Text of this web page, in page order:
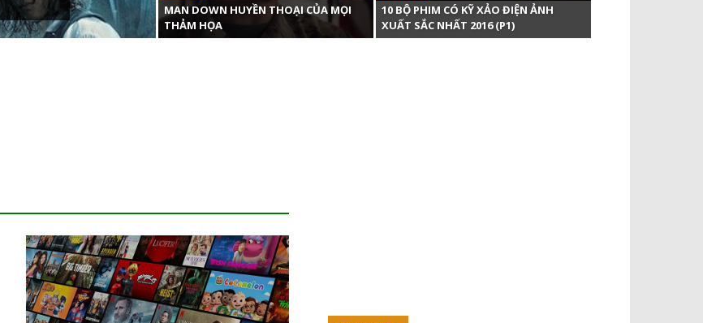
MAN DOWN HUYỀN THOẠI CỦA MỌI
THẢM HỌA
10 BỘ PHIM CÓ KỸ XẢO ĐIỆN ẢNH
XUẤT SẮC NHẤT 2016 (P1)